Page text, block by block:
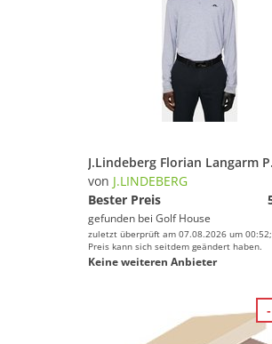
von J.LINDEBERG
Bester Preis
gefunden bei Golf House
zuletzt überprüft am 07.08.2026 um
Preis kann sich seitdem geändert haben.
Keine weiteren Anbieter